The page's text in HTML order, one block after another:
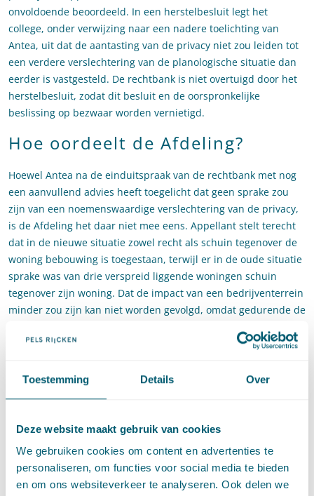
Toestemming Details Over
Deze website maakt gebruik van cookies
We gebruiken cookies om content en advertenties te
personaliseren, om functies voor social media te bieden
en om ons websiteverkeer te analyseren. Ook delen we
onvoldoende beoordeeld. In een herstelbesluit legt het
college, onder verwijzing naar een nadere toelichting van
Antea, uit dat de aantasting van de privacy niet zou leiden tot
een verdere verslechtering van de planologische situatie dan
eerder is vastgesteld. De rechtbank is niet overtuigd door het
herstelbesluit, zodat dit besluit en de oorspronkelijke
beslissing op bezwaar worden vernietigd.
Hoe oordeelt de Afdeling?
Hoewel Antea na de einduitspraak van de rechtbank met nog
een aanvullend advies heeft toegelicht dat geen sprake zou
zijn van een noemenswaardige verslechtering van de privacy,
is de Afdeling het daar niet mee eens. Appellant stelt terecht
dat in de nieuwe situatie zowel recht als schuin tegenover de
woning bebouwing is toegestaan, terwijl er in de oude situatie
sprake was van drie verspreid liggende woningen schuin
tegenover zijn woning. Dat de impact van een bedrijventerrein
minder zou zijn kan niet worden gevolgd, omdat gedurende de
op de woning van appellant.
het college niet zonder nadere motivering uit mocht gaan van
geconstateerd dat het eerste advies een onjuiste beschrijving
bevat van de planologische mogelijkheden van het oude plan.
Deze gewijzigde beschrijving is volgens de Afdeling wel
degelijk van belang voor het bepalen van de waarde van de